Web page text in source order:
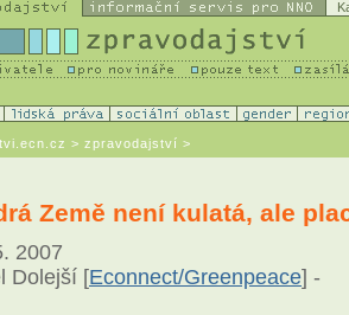
> zpravodajství >
Země není kulatá, ale
2007
Dolejší [Econnect/Greenpeace] -